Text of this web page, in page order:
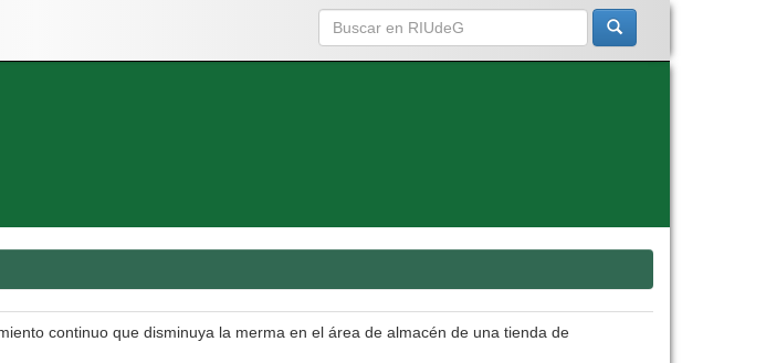
continuo que disminuya la merma en el área de almacén de una tienda de